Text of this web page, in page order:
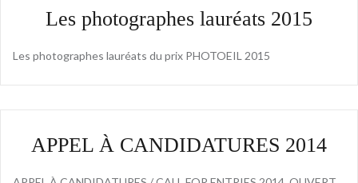
Les photographes lauréats 2015
Les photographes lauréats du prix PHOTOEIL 2015
APPEL À CANDIDATURES 2014